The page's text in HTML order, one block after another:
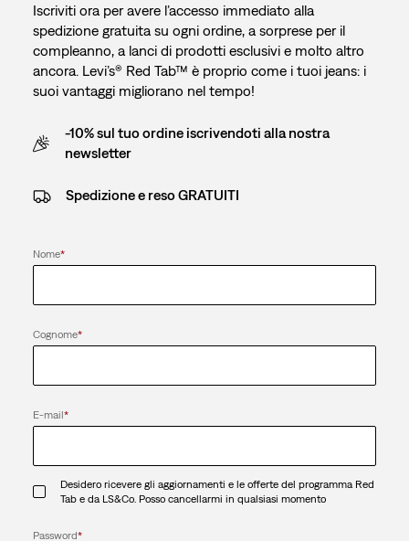
Iscriviti ora per avere l’accesso immediato alla
spedizione gratuita su ogni ordine, a sorprese per il
compleanno, a lanci di prodotti esclusivi e molto altro
ancora. Levi’s® Red Tab™ è proprio come i tuoi jeans: i
suoi vantaggi migliorano nel tempo!
-10% sul tuo ordine iscrivendoti alla nostra
newsletter
Spedizione e reso GRATUITI
Nome*
Cognome*
E-mail*
Desidero ricevere gli aggiornamenti e le offerte del programma Red
Tab e da LS&Co. Posso cancellarmi in qualsiasi momento
Password*